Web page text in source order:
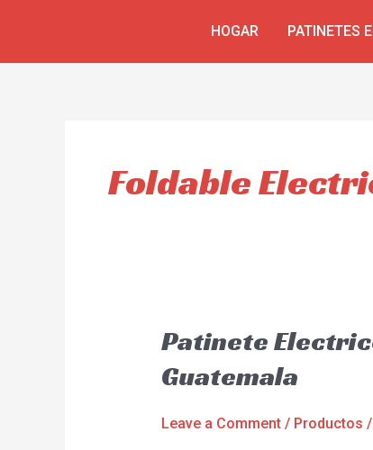
HOGAR PATINETES
Foldable
Patinete
Guatemala
Leave a Comment / Productos